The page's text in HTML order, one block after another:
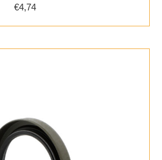
€4,74